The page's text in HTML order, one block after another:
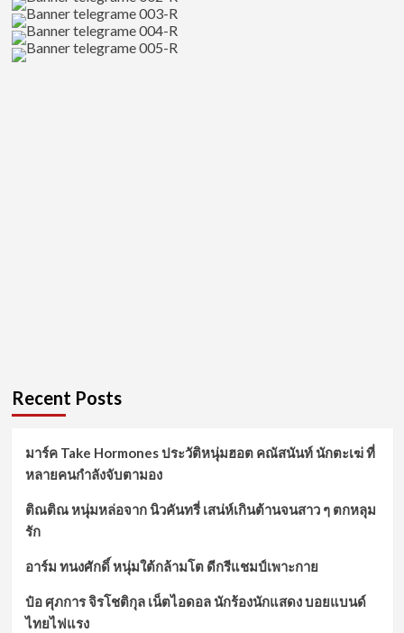
มอง
มาก
ที่สุด
Recent Posts
มาร์ค Take Hormones ประวัติหนุ่มฮอต คณัสนันท์ นักตะเฆ่ ที่
หลายคนกำลังจับตามอง
ติณติณ หนุ่มหล่อจาก นิวคันทรี่ เสน่ห์เกินต้านจนสาว ๆ ตกหลุม
รัก
อาร์ม ทนงศักดิ์ หนุ่มใต้กล้ามโต ดีกรีแชมป์เพาะกาย
ป๋อ ศุภการ จิรโชติกุล เน็ตไอดอล นักร้องนักแสดง บอยแบนด์
ไทยไฟแรง